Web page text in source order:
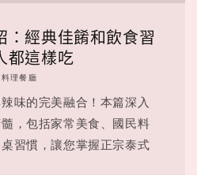
：經典佳餚和飲食習
都這樣吃
理餐廳
味的完美融合！本篇深入
，包括家常美食、國民料
習慣，讓您掌握正宗泰式